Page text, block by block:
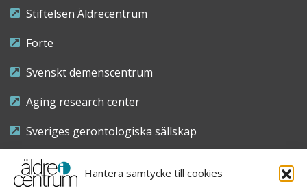
Hantera samtycke till cookies
Stiftelsen Äldrecentrum
Forte
Svenskt demenscentrum
Aging research center
Sveriges gerontologiska sällskap
Riksföreningen för sjuksköterskor inom äldre- och
demensvård